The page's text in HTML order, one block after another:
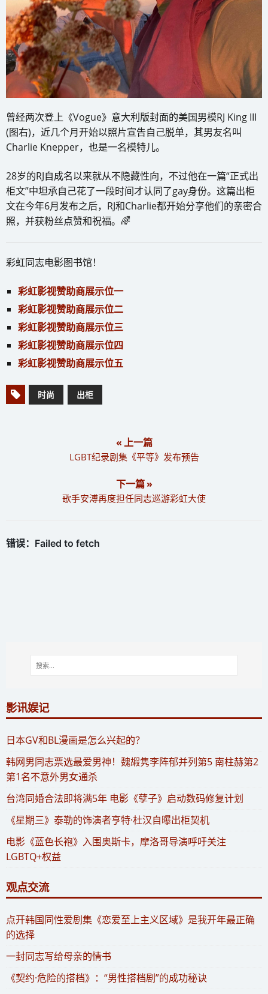
曾经两次登上《Vogue》意大利版封面的美国男模RJ King III
(图右)，近几个月开始以照片宣告自己脱单，其男友名叫
Charlie Knepper，也是一名模特儿。
28岁的RJ自成名以来就从不隐藏性向，不过他在一篇“正式出
柜文”中坦承自己花了一段时间才认同了gay身份。这篇出柜
文在今年6月发布之后，RJ和Charlie都开始分享他们的亲密合
照，并获粉丝点赞和祝福。🌈
彩虹同志电影图书馆！
彩虹影视赞助商展示位一
彩虹影视赞助商展示位二
彩虹影视赞助商展示位三
彩虹影视赞助商展示位四
彩虹影视赞助商展示位五
时尚 出柜
« 上一篇
LGBT纪录剧集《平等》发布预告
下一篇 »
歌手安溥再度担任同志巡游彩虹大使
影讯娱记
​日本GV和BL漫画是怎么兴起的？
​韩网男同志票选最爱男神！魏嘏隽李阵郁并列第5 南柱赫第2
第1名不意外男女通杀
​台湾同婚合法即将满5年 电影《孽子》启动数码修复计划
《星期三》泰勒的饰演者亨特·杜汉自曝出柜契机
电影《蓝色长袍》入围奥斯卡，摩洛哥导演呼吁关注
LGBTQ+权益
观点交流
​点开韩国同性爱剧集《恋爱至上主义区域》是我开年最正确
的选择
一封同志写给母亲的情书
《契约·危险的搭档》：“男性搭档剧”的成功秘诀